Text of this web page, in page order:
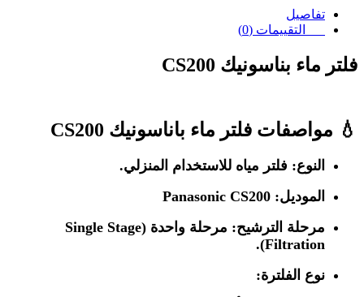
تفاصيل
التقييمات (0)
فلتر ماء بناسونيك CS200
💧 مواصفات فلتر ماء باناسونيك CS200
النوع: فلتر مياه للاستخدام المنزلي.
الموديل:
مرحلة الترشيح:
مرحلة واحدة (Single Stage
Filtration).
نوع الفلترة: